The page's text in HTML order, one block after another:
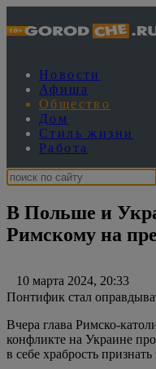
Новости
Афиша
Общество
Дом
Стиль жизни
Работа
В Польше и
Римскому на
10 марта 2024, 20:33
Понтифик стал
Вчера глава Римско-
конфликте на Украине
в себе храбрость